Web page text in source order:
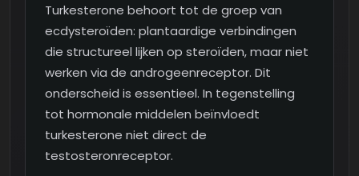
Turkesterone behoort tot de groep van
ecdysteroïden: plantaardige verbindingen
die structureel lijken op steroïden, maar niet
werken via de androgeenreceptor. Dit
onderscheid is essentieel. In tegenstelling
tot hormonale middelen beïnvloedt
turkesterone niet direct de
testosteronreceptor.